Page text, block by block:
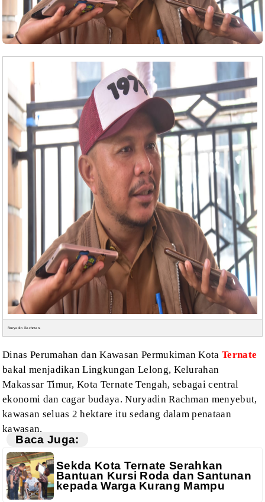
Nuryadin Rachman.
Dinas Perumahan dan Kawasan Permukiman KotaTernate
bakal menjadikan Lingkungan Lelong, Kelurahan
Makassar Timur, Kota Ternate Tengah, sebagai central
ekonomi dan cagar budaya. Nuryadin Rachman menyebut,
kawasan seluas 2 hektare itu sedang dalam penataan
kawasan.
Baca Juga:
Sekda Kota Ternate Serahkan
Bantuan Kursi Roda dan Santunan
kepada Warga Kurang Mampu